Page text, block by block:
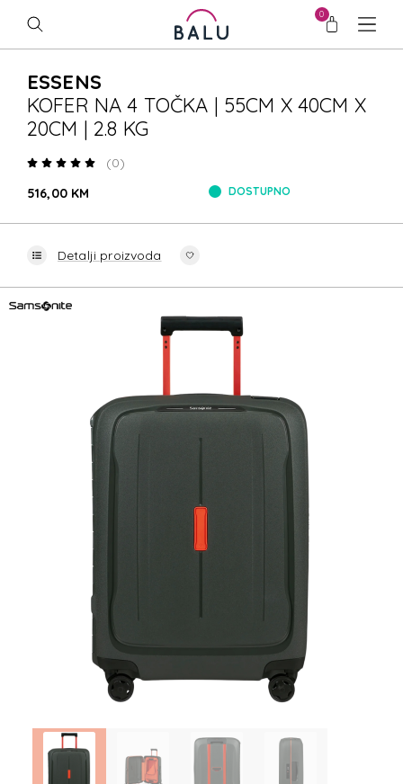
0
ESSENS
KOFER NA 4 TOČKA | 55CM X 40CM X
20CM | 2.8 KG
(0)
516,00 KM
DOSTUPNO
Detalji proizvoda